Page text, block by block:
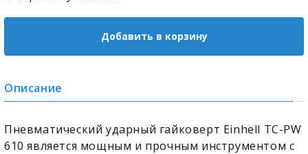
Добавить в корзину
Описание
Пневматический ударный гайковерт Einhell TC-PW
610 является мощным и прочным инструментом с